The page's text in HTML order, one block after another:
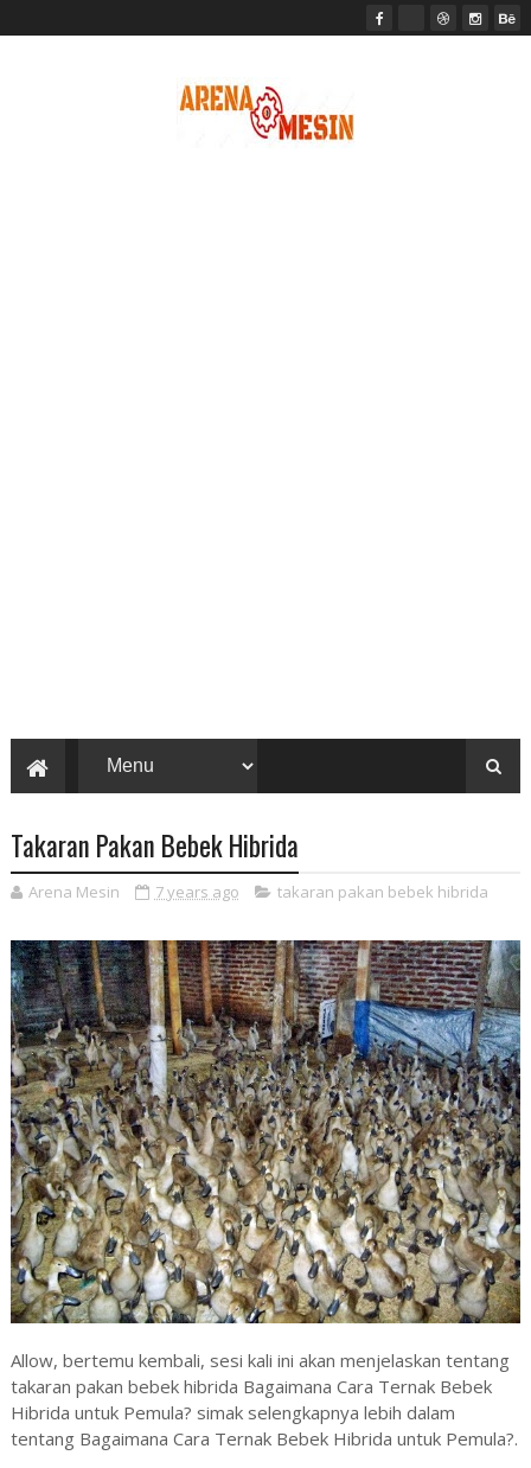
Takaran Pakan Bebek Hibrida
Arena Mesin 7 years ago takaran pakan bebek hibrida
Allow, bertemu kembali, sesi kali ini akan menjelaskan tentang
takaran pakan bebek hibrida Bagaimana Cara Ternak Bebek
Hibrida untuk Pemula? simak selengkapnya lebih dalam
tentang Bagaimana Cara Ternak Bebek Hibrida untuk Pemula?.